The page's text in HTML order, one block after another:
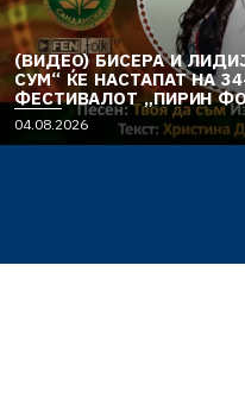
(ВИДЕО) БИСЕРА И
СУМ“ ЌЕ НАСТАПАТ НА
ФЕСТИВАЛОТ „ПИРИН
04.08.2026